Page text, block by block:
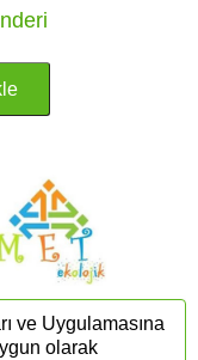
ve Uygulamasına
olarak